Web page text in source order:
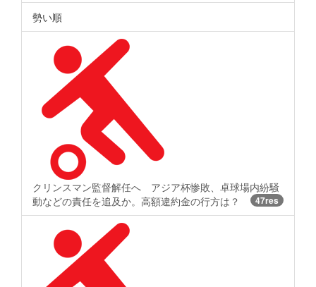
勢い順
クリンスマン監督解任へ アジア杯惨敗、卓球場内紛騒
動などの責任を追及か。高額違約金の行方は？
47res